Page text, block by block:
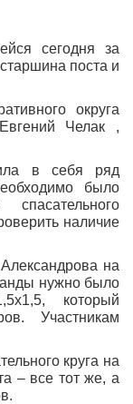
сегодня за
поста и
округа
Челак ,
в себя ряд
было
наличие
на
нужно было
который
Участникам
круга на
– все тот же, а